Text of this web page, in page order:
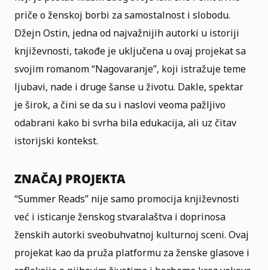
priče o ženskoj borbi za samostalnost i slobodu.
Džejn Ostin, jedna od najvažnijih autorki u istoriji
književnosti, takođe je uključena u ovaj projekat sa
svojim romanom “Nagovaranje”, koji istražuje teme
ljubavi, nade i druge šanse u životu. Dakle, spektar
je širok, a čini se da su i naslovi veoma pažljivo
odabrani kako bi svrha bila edukacija, ali uz čitav
istorijski kontekst.
ZNAČAJ PROJEKTA
“Summer Reads” nije samo promocija književnosti
već i isticanje ženskog stvaralaštva i doprinosa
ženskih autorki sveobuhvatnoj kulturnoj sceni. Ovaj
projekat kao da pruža platformu za ženske glasove i